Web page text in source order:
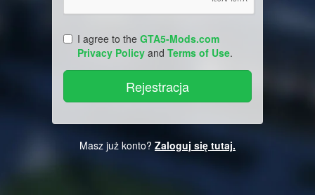
I agree to the GTA5-Mods.com
Privacy Policy and Terms of Use.
Masz już konto? Zaloguj się tutaj.